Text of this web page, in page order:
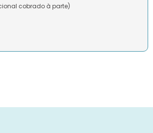
cobrado à parte)